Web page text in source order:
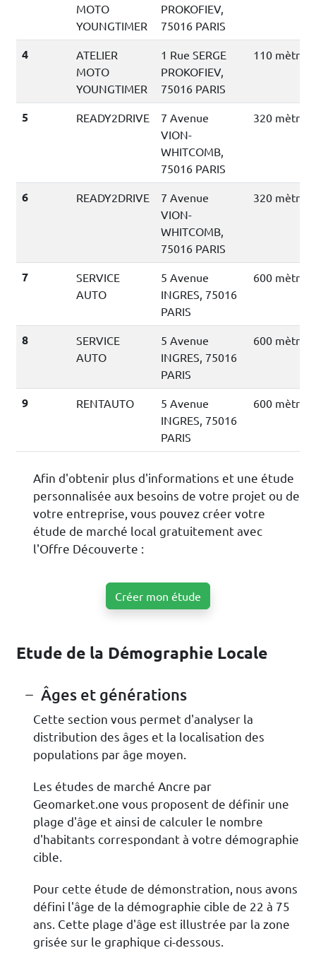
MOTO
YOUNGTIMER
PROKOFIEV,
75016 PARIS
4
ATELIER
MOTO
YOUNGTIMER
1 Rue SERGE
PROKOFIEV,
75016 PARIS
110 mètres
5 READY2DRIVE
7 Avenue
VION-
WHITCOMB,
75016 PARIS
320 mètres
6 READY2DRIVE
7 Avenue
VION-
WHITCOMB,
75016 PARIS
320 mètres
7
SERVICE
AUTO
5 Avenue
INGRES, 75016
PARIS
600 mètres
8
SERVICE
AUTO
5 Avenue
INGRES, 75016
PARIS
600 mètres
9 RENTAUTO
5 Avenue
INGRES, 75016
PARIS
600 mètres
Afin d'obtenir plus d'informations et une étude
personnalisée aux besoins de votre projet ou de
votre entreprise, vous pouvez créer votre
étude de marché local gratuitement avec
l'Offre Découverte :
Créer mon étude
Etude de la Démographie Locale
Âges et générations
Cette section vous permet d'analyser la
distribution des âges et la localisation des
populations par âge moyen.
Les études de marché Ancre par
Geomarket.one vous proposent de définir une
plage d'âge et ainsi de calculer le nombre
d'habitants correspondant à votre démographie
cible.
Pour cette étude de démonstration, nous avons
défini l'âge de la démographie cible de 22 à 75
ans. Cette plage d'âge est illustrée par la zone
grisée sur le graphique ci-dessous.